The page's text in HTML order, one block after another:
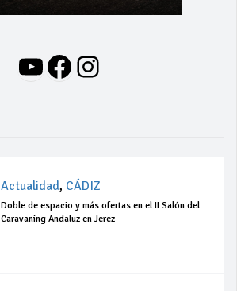
YouTube
Facebook
Instagram
Actualidad, CÁDIZ
Doble de espacio y más ofertas en el II Salón del
Caravaning Andaluz en Jerez